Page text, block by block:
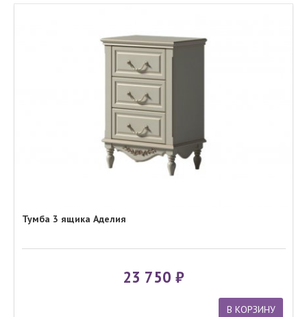
Тумба 3 ящика Аделия
23 750
В КОРЗИНУ